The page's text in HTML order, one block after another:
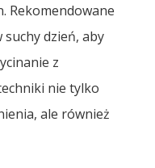
Rekomendowane
dzień, aby
z
nie tylko
ale również